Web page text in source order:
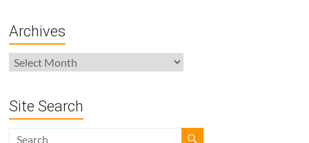
Archives
Archives
Site Search